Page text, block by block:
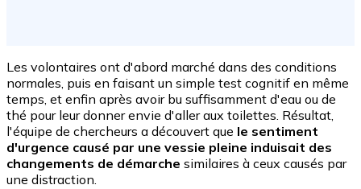
Les volontaires ont d'abord marché dans des conditions
normales, puis en faisant un simple test cognitif en même
temps, et enfin après avoir bu suffisamment d'eau ou de
thé pour leur donner envie d'aller aux toilettes. Résultat,
l'équipe de chercheurs a découvert que le sentiment
d'urgence causé par une vessie pleine induisait des
changements de démarche similaires à ceux causés par
une distraction.